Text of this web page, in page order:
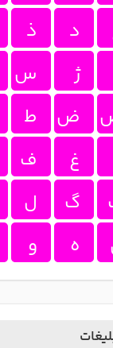
د
ذ
ژ
س
ض
ط
غ
ف
گ
ل
ه و